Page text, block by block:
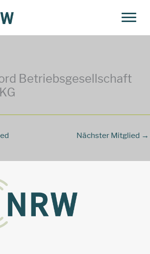
Betriebsgesellschaft
Nächster Mitglied →